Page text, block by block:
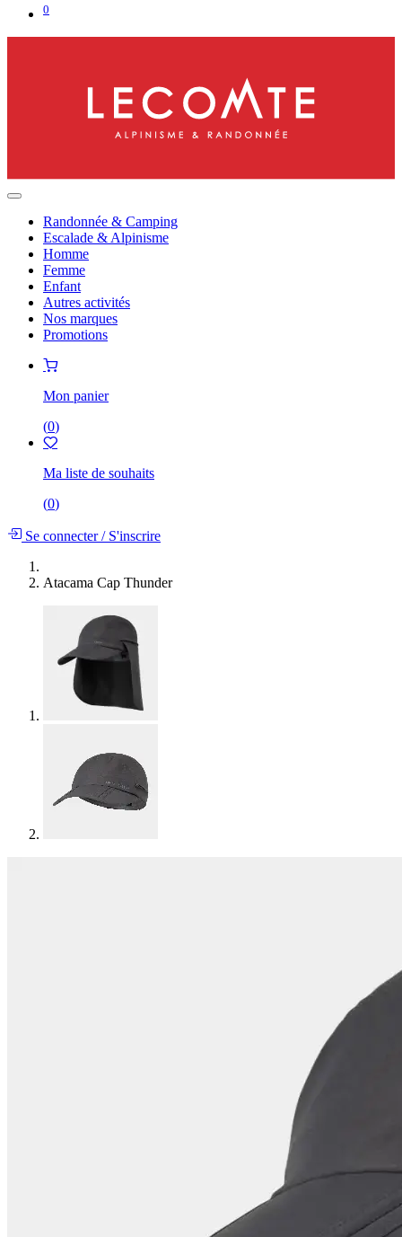
0
Randonnée & Camping
Escalade & Alpinisme
Homme
Femme
Enfant
Autres activités
Nos marques
Promotions
Mon panier
(0)
Ma liste de souhaits
(0)
Se connecter/S'inscrire
Atacama Cap Thunder